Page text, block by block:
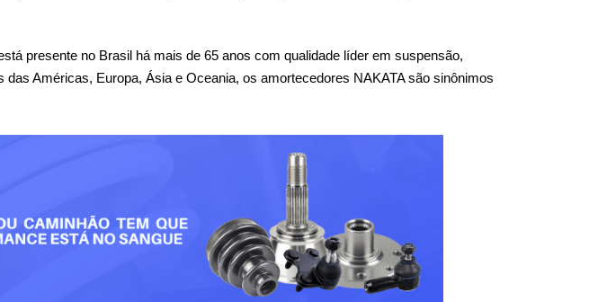
presente no Brasil há mais de 65 anos com qualidade líder em suspensão,
Américas, Europa, Ásia e Oceania, os amortecedores NAKATA são sinônimos